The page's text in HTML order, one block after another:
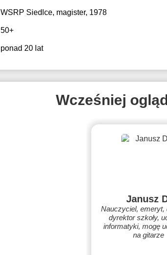
WSRP Siedlce, magister, 1978
50+
ponad 20 lat
Wcześniej
Janusz
Nauczyciel, emeryt,
dyrektor szkoły,
informatyki, mogę
na gitarze